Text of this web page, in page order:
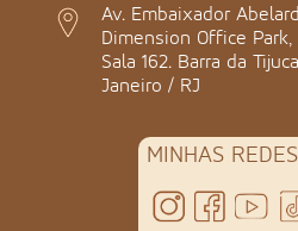
Av. Embaixador
Dimension Office Park,
Sala 162. Barra da
Janeiro / RJ
MINHAS